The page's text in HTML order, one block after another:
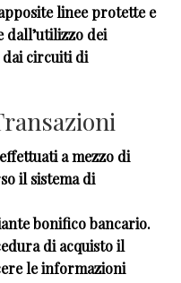
linee protette e
dall’utilizzo dei
circuiti di
a mezzo di
il sistema di
bonifico bancario.
di acquisto il
le informazioni